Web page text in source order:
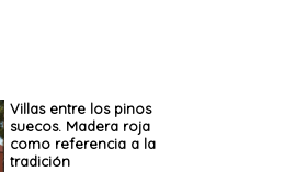
Villas entre los pinos
suecos. Madera roja
como referencia a la
tradición